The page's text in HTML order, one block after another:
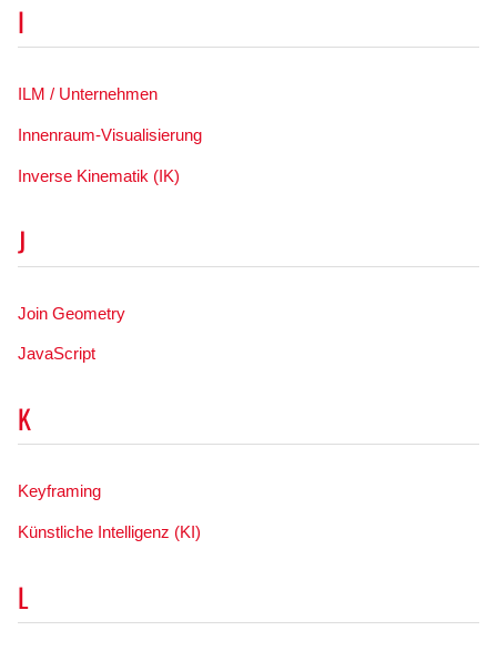
I
ILM / Unternehmen
Innenraum-Visualisierung
Inverse Kinematik (IK)
J
Join Geometry
JavaScript
K
Keyframing
Künstliche Intelligenz (KI)
L